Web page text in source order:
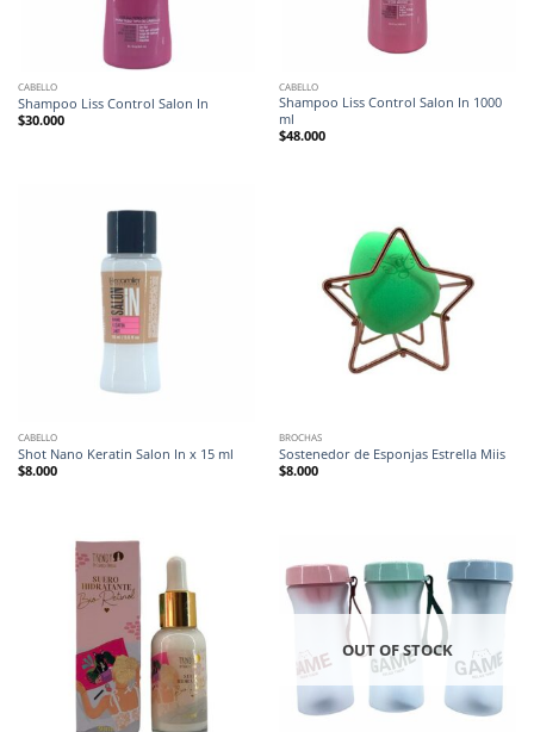
CABELLO
Shampoo Liss Control Salon In
$30.000
CABELLO
Shampoo Liss Control Salon In 1000
ml
$48.000
CABELLO
Shot Nano Keratin Salon In x 15 ml
$8.000
BROCHAS
Sostenedor de Esponjas Estrella Miis
$8.000
OUT OF STOCK